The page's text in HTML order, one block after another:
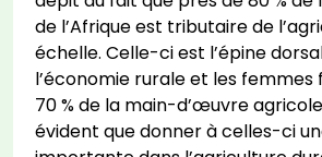
de l’Afrique est tributaire de
échelle. Celle-ci est l’épine
l’économie rurale et les femmes
70 % de la main-d’œuvre
évident que donner à celles-ci